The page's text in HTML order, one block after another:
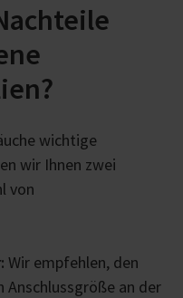
wichtige
wir Ihnen zwei
von
Wir empfehlen, den
Anschlussgröße an der